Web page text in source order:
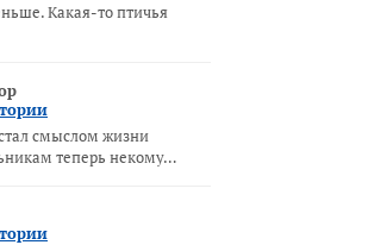
Какая-то птичья
смыслом жизни
теперь некому…